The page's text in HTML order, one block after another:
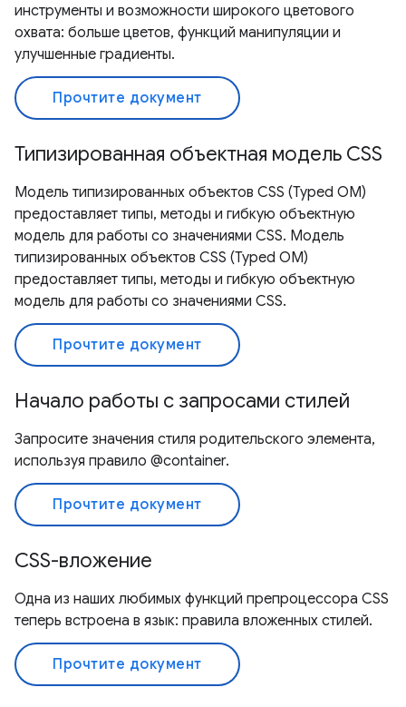
инструменты и возможности широкого цветового
охвата: больше цветов, функций манипуляции и
улучшенные градиенты.
Прочтите документ
Типизированная объектная модель CSS
Модель типизированных объектов CSS (Typed OM)
предоставляет типы, методы и гибкую объектную
модель для работы со значениями CSS. Модель
типизированных объектов CSS (Typed OM)
предоставляет типы, методы и гибкую объектную
модель для работы со значениями CSS.
Прочтите документ
Начало работы с запросами стилей
Запросите значения стиля родительского элемента,
используя правило @container.
Прочтите документ
CSS-вложение
Одна из наших любимых функций препроцессора CSS
теперь встроена в язык: правила вложенных стилей.
Прочтите документ